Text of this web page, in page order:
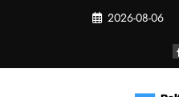
2026-08-06